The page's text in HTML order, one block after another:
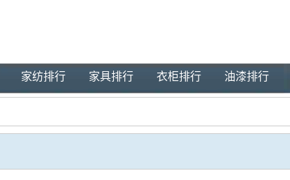
家纺排行 家具排行 衣柜排行 油漆排行